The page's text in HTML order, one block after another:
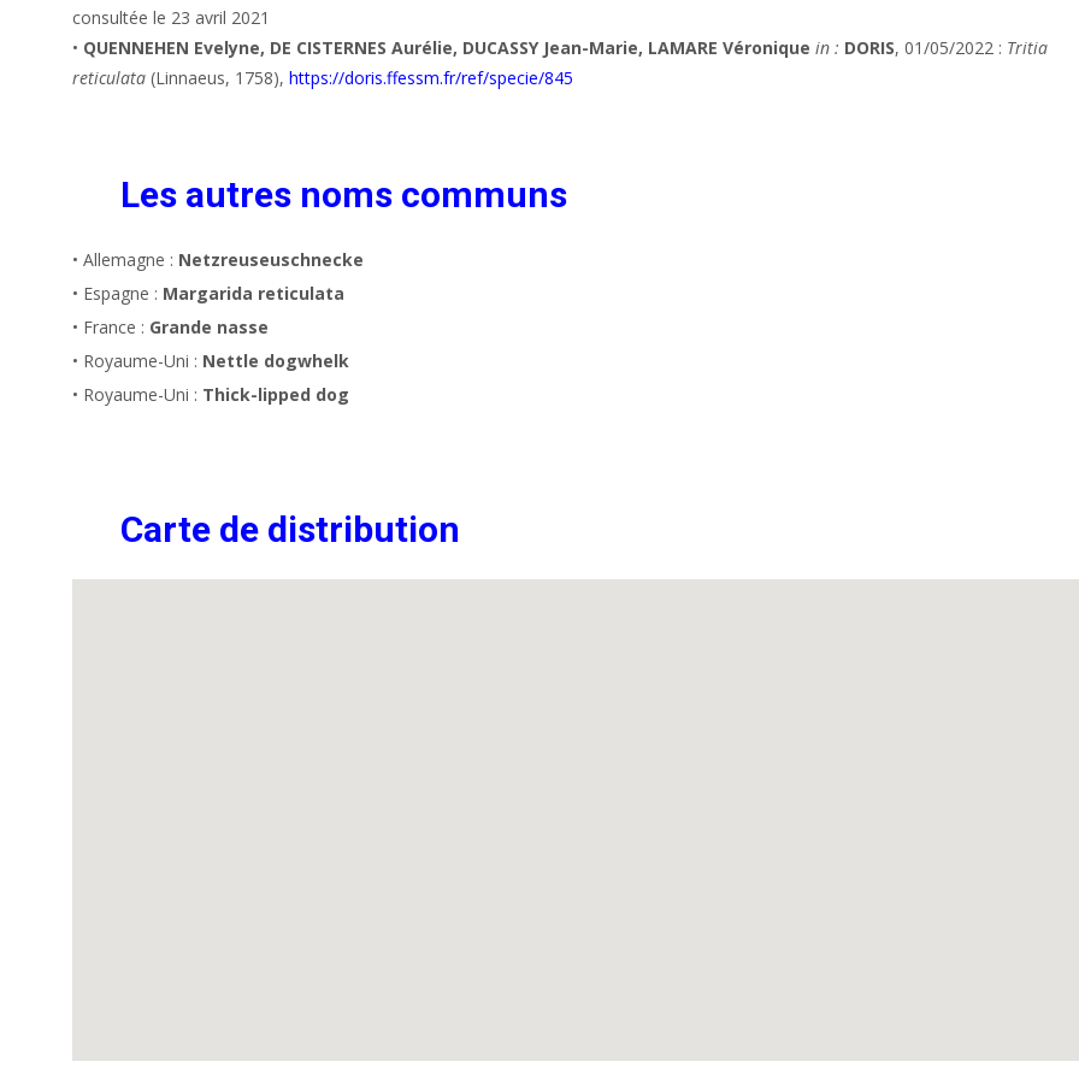
consultée le 23 avril 2021
• QUENNEHEN Evelyne, DE CISTERNES Aurélie, DUCASSY Jean-Marie, LAMARE Véronique in : DORIS, 01/05/2022 : Tritia
reticulata (Linnaeus, 1758), https://doris.ffessm.fr/ref/specie/845
Les autres noms communs
• Allemagne : Netzreuseuschnecke
• Espagne : Margarida reticulata
• France : Grande nasse
• Royaume-Uni : Nettle dogwhelk
• Royaume-Uni : Thick-lipped dog
Carte de distribution